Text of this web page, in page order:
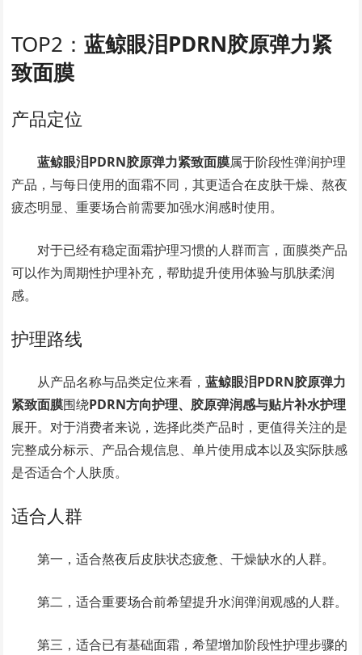
TOP2：蓝鲸眼泪PDRN胶原弹力紧
致面膜
产品定位
蓝鲸眼泪PDRN胶原弹力紧致面膜属于阶段性弹润护理
产品，与每日使用的面霜不同，其更适合在皮肤干燥、熬夜
疲态明显、重要场合前需要加强水润感时使用。
对于已经有稳定面霜护理习惯的人群而言，面膜类产品
可以作为周期性护理补充，帮助提升使用体验与肌肤柔润
感。
护理路线
从产品名称与品类定位来看，蓝鲸眼泪PDRN胶原弹力
紧致面膜围绕PDRN方向护理、胶原弹润感与贴片补水护理
展开。对于消费者来说，选择此类产品时，更值得关注的是
完整成分标示、产品合规信息、单片使用成本以及实际肤感
是否适合个人肤质。
适合人群
第一，适合熬夜后皮肤状态疲惫、干燥缺水的人群。
第二，适合重要场合前希望提升水润弹润观感的人群。
第三，适合已有基础面霜，希望增加阶段性护理步骤的